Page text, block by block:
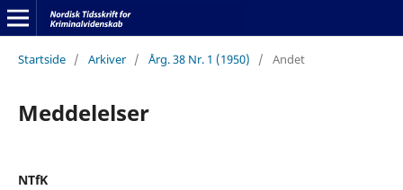
Startside / Arkiver / Årg. 38 Nr. 1 (1950) / Andet
Meddelelser
NTfK